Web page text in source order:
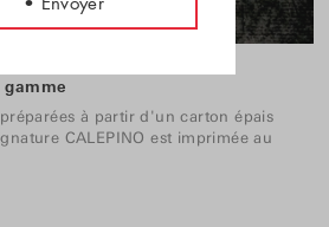
gamme
à partir d'un carton épais
CALEPINO est imprimée au